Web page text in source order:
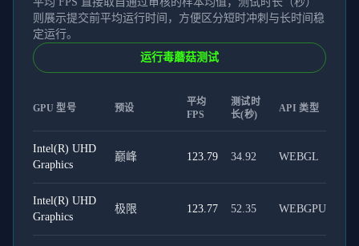
则展示提交前平均运行时间，方便区分短时冲刺与长时间稳
定运行。
运行毒蘑菇测试
GPU 型号 预设
平均
FPS
测试时
长(秒)
API 类型
Intel(R) UHD
Graphics
巅峰 123.79 34.92 WEBGL
Intel(R) UHD
Graphics
极限 123.77 52.35 WEBGPU